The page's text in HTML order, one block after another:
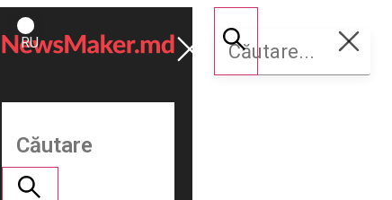
ROMÂNĂ
RU
Susține
NM